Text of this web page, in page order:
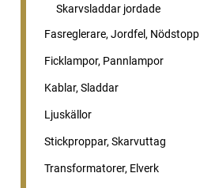
Skarvsladdar jordade
Fasreglerare, Jordfel, Nödstopp
Ficklampor, Pannlampor
Kablar, Sladdar
Ljuskällor
Stickproppar, Skarvuttag
Transformatorer, Elverk